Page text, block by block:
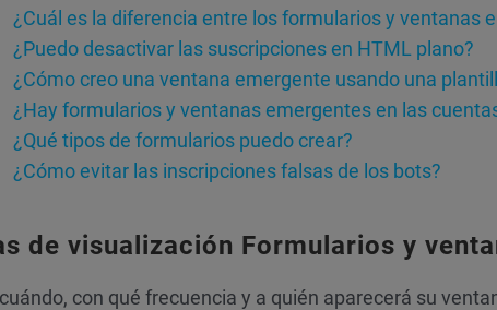
¿Cuál es la diferencia entre los formularios y ventanas
¿Puedo desactivar las suscripciones en HTML plano?
¿Cómo creo una ventana emergente usando una
¿Hay formularios y ventanas emergentes en las
¿Qué tipos de formularios puedo crear?
¿Cómo evitar las inscripciones falsas de los bots?
de visualización Formularios y
con qué frecuencia y a quién aparecerá su